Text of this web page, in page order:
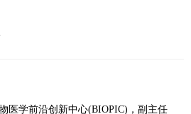
医学前沿创新中心(BIOPIC)，副主任